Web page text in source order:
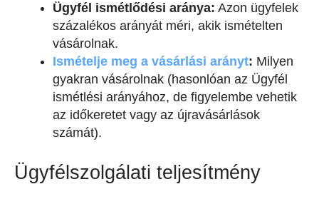
Ügyfél ismétlődési aránya: Azon ügyfelek
százalékos arányát méri, akik ismételten
vásárolnak.
Ismételje meg a vásárlási arányt: Milyen
gyakran vásárolnak (hasonlóan az Ügyfél
ismétlési arányához, de figyelembe vehetik
az időkeretet vagy az újravásárlások
számát).
Ügyfélszolgálati teljesítmény